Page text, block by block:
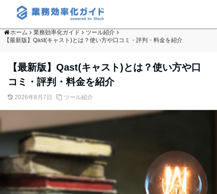
ホーム 業務効率化ガイド
ツール紹介
【最新版】Qast(キャスト)とは？使い方や口コミ・評判・料金を紹介
【最新版】Qast(キャスト)とは？使い方や口
コミ・評判・料金を紹介
2026年8月7日 ツール紹介